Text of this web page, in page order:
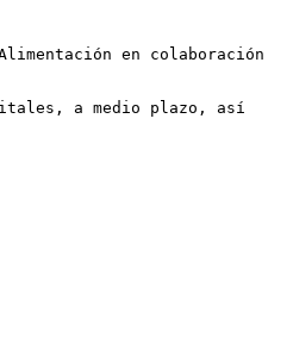
en colaboración
a medio plazo, así